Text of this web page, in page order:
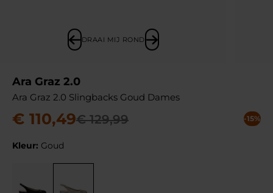
DRAAI MIJ ROND
Ara Graz 2.0
Ara Graz 2.0 Slingbacks Goud Dames
€ 110,49€ 129,99 -15%
Kleur: Goud